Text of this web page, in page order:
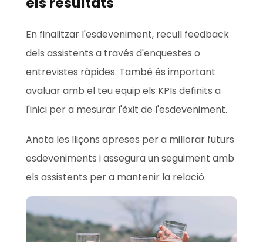
En finalitzar l'esdeveniment, recull feedback
dels assistents a través d'enquestes o
entrevistes ràpides. També és important
avaluar amb el teu equip els KPIs definits a
l'inici per a mesurar l'èxit de l'esdeveniment.
Anota les lliçons apreses per a millorar futurs
esdeveniments i assegura un seguiment amb
els assistents per a mantenir la relació.